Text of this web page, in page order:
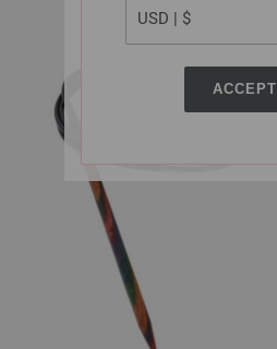
ACCEPT